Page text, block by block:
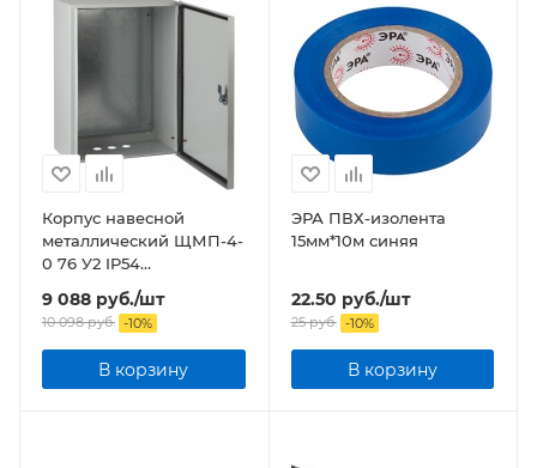
Корпус навесной
металлический ЩМП-4-
0 76 У2 IP54
(800х650х250) NO-114-13
ЭРА
9 088 руб./шт
10 098руб. -10%
В корзину
ЭРА ПВХ-изолента
15мм*10м синяя
22.50 руб./шт
25руб. -10%
В корзину